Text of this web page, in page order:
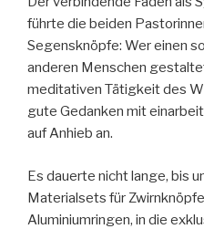
führte die beiden
Segensknöpfe: Wer einen
anderen Menschen
meditativen Tätigkeit des
gute Gedanken mit
auf Anhieb an.
Es dauerte nicht lange, bis
Materialsets für
Aluminiumringen, in die